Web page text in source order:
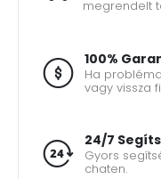
megrendelt
100%
Ha
vagy vissza
24/7
Gyors
chaten.